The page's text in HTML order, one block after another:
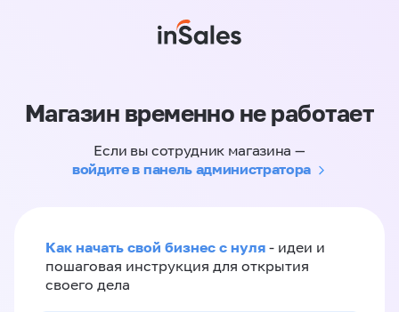
Магазин временно не работает
Если вы сотрудник магазина —
войдите в панель администратора
Как начать свой бизнес с нуля - идеи и
пошаговая инструкция для открытия
своего дела